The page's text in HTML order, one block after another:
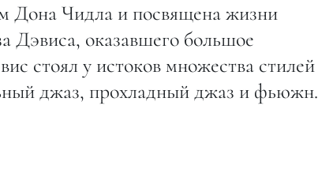
Дона Чидла и посвящена жизни
Дэвиса, оказавшего большое
стоял у истоков множества стилей
джаз, прохладный джаз и фьюжн.